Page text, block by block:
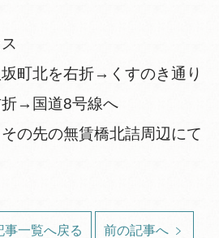
町北を右折→くすのき通り
折→国道8号線へ
の先の無賃橋北詰周辺にて
事一覧へ戻る 前の記事へ